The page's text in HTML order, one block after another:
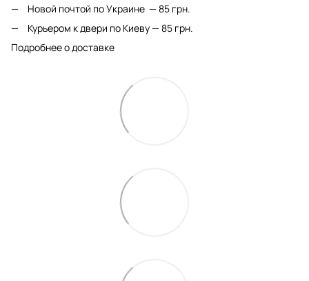
Новой почтой по Украине — 85 грн.
Курьером к двери по Киеву — 85 грн.
Подробнее о доставке